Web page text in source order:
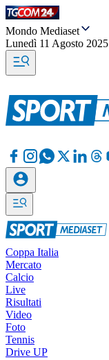
Mondo Mediaset
Lunedì 11 Agosto 2025
Coppa Italia
Mercato
Calcio
Live
Risultati
Video
Foto
Tennis
Drive UP